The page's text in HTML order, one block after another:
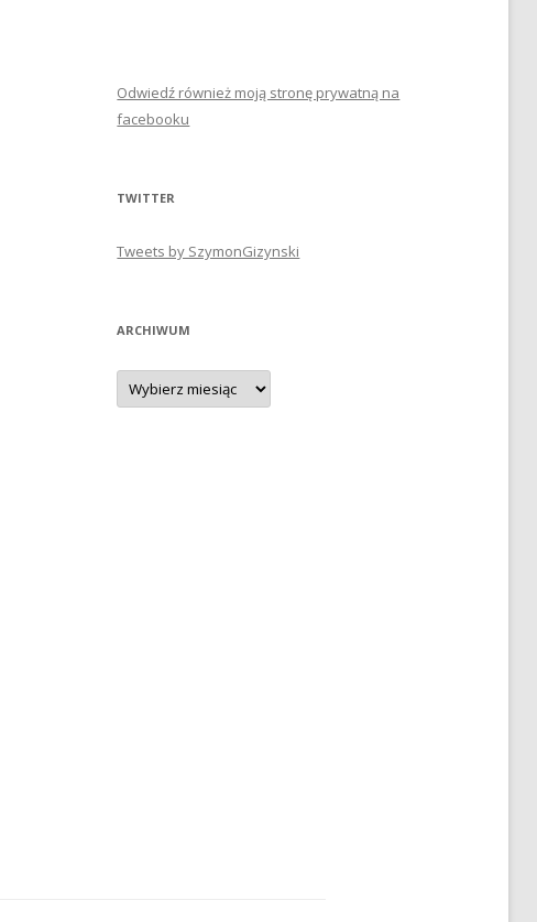
Odwiedź również moją stronę prywatną na
facebooku
TWITTER
Tweets by SzymonGizynski
ARCHIWUM
Archiwum